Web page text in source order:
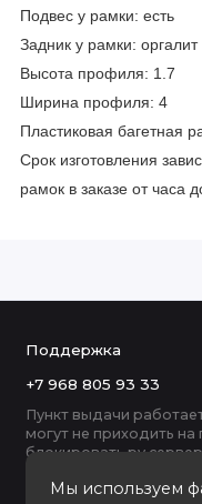
Подвес у рамки: есть
Задник у рамки: оргалит
Высота профиля: 1.7
Ширина профиля: 4
Пластиковая багетная
Срок изготовления
рамок в заказе от часа
Мы используем
Поддержка
+7 968 805 93 33
Пункт выдачи
могут не приходить на
блокировать ру